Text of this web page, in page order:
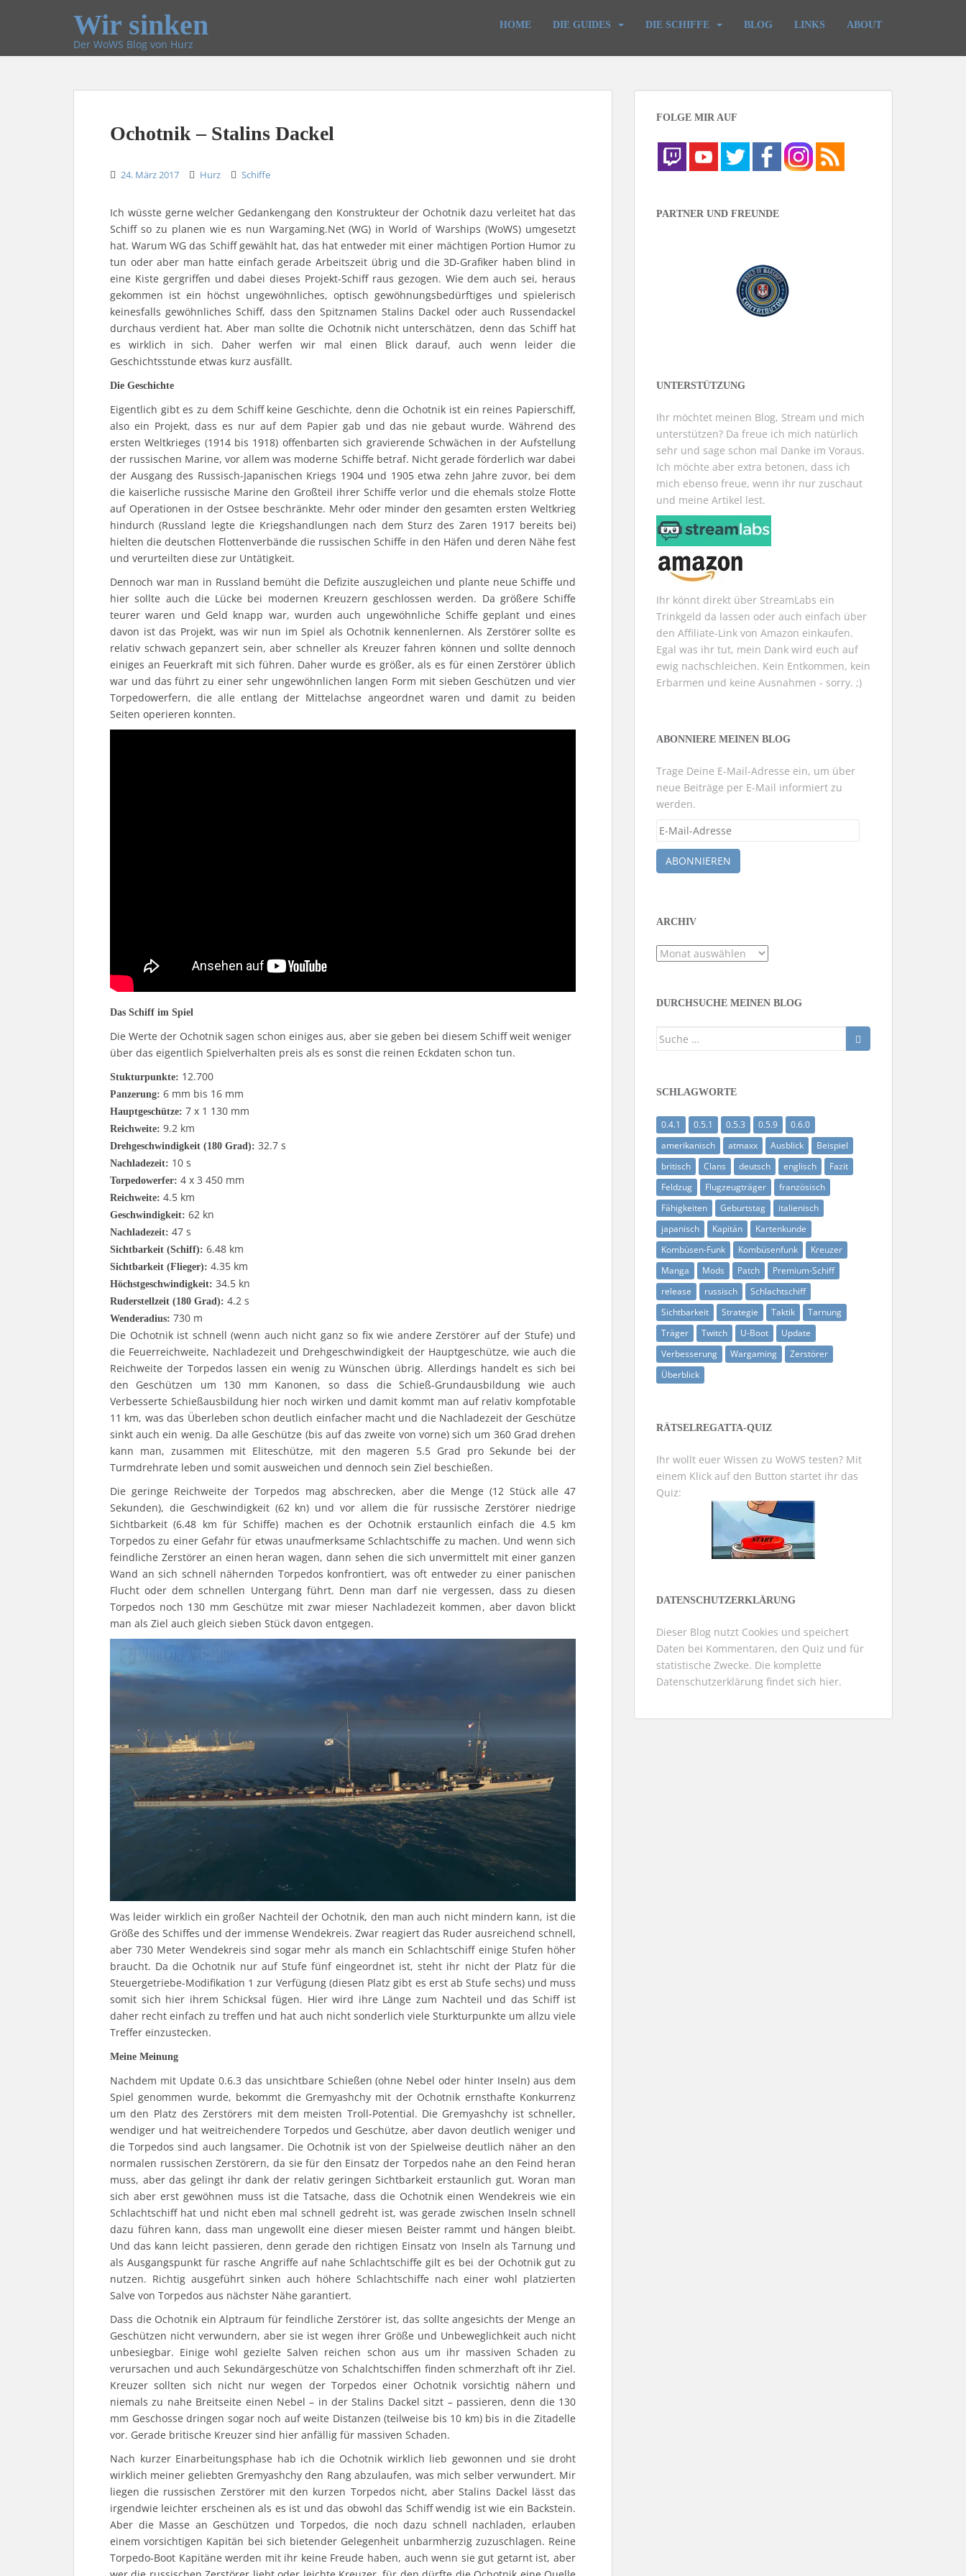
Wir sinken
Der WoWS Blog von Hurz
HOME DIE GUIDES DIE SCHIFFE BLOG LINKS ABOUT
Ochotnik – Stalins Dackel
24. März 2017 Hurz Schiffe
Ich wüsste gerne welcher Gedankengang den Konstrukteur der Ochotnik dazu verleitet hat das
Schiff so zu planen wie es nun Wargaming.Net (WG) in World of Warships (WoWS) umgesetzt
hat. Warum WG das Schiff gewählt hat, das hat entweder mit einer mächtigen Portion Humor zu
tun oder aber man hatte einfach gerade Arbeitszeit übrig und die 3D-Grafiker haben blind in
eine Kiste gergriffen und dabei dieses Projekt-Schiff raus gezogen. Wie dem auch sei, heraus
gekommen ist ein höchst ungewöhnliches, optisch gewöhnungsbedürftiges und spielerisch
keinesfalls gewöhnliches Schiff, dass den Spitznamen Stalins Dackel oder auch Russendackel
durchaus verdient hat. Aber man sollte die Ochotnik nicht unterschätzen, denn das Schiff hat
es wirklich in sich. Daher werfen wir mal einen Blick darauf, auch wenn leider die
Geschichtsstunde etwas kurz ausfällt.
Die Geschichte
Eigentlich gibt es zu dem Schiff keine Geschichte, denn die Ochotnik ist ein reines Papierschiff,
also ein Projekt, dass es nur auf dem Papier gab und das nie gebaut wurde. Während des
ersten Weltkrieges (1914 bis 1918) offenbarten sich gravierende Schwächen in der Aufstellung
der russischen Marine, vor allem was moderne Schiffe betraf. Nicht gerade förderlich war dabei
der Ausgang des Russisch-Japanischen Kriegs 1904 und 1905 etwa zehn Jahre zuvor, bei dem
die kaiserliche russische Marine den Großteil ihrer Schiffe verlor und die ehemals stolze Flotte
auf Operationen in der Ostsee beschränkte. Mehr oder minder den gesamten ersten Weltkrieg
hindurch (Russland legte die Kriegshandlungen nach dem Sturz des Zaren 1917 bereits bei)
hielten die deutschen Flottenverbände die russischen Schiffe in den Häfen und deren Nähe fest
und verurteilten diese zur Untätigkeit.
Dennoch war man in Russland bemüht die Defizite auszugleichen und plante neue Schiffe und
hier sollte auch die Lücke bei modernen Kreuzern geschlossen werden. Da größere Schiffe
teurer waren und Geld knapp war, wurden auch ungewöhnliche Schiffe geplant und eines
davon ist das Projekt, was wir nun im Spiel als Ochotnik kennenlernen. Als Zerstörer sollte es
relativ schwach gepanzert sein, aber schneller als Kreuzer fahren können und sollte dennoch
einiges an Feuerkraft mit sich führen. Daher wurde es größer, als es für einen Zerstörer üblich
war und das führt zu einer sehr ungewöhnlichen langen Form mit sieben Geschützen und vier
Torpedowerfern, die alle entlang der Mittelachse angeordnet waren und damit zu beiden
Seiten operieren konnten.
Das Schiff im Spiel
Die Werte der Ochotnik sagen schon einiges aus, aber sie geben bei diesem Schiff weit weniger
über das eigentlich Spielverhalten preis als es sonst die reinen Eckdaten schon tun.
Stukturpunkte: 12.700
Panzerung: 6 mm bis 16 mm
Hauptgeschütze: 7 x 1 130 mm
Reichweite: 9.2 km
Drehgeschwindigkeit (180 Grad): 32.7 s
Nachladezeit: 10 s
Torpedowerfer: 4 x 3 450 mm
Reichweite: 4.5 km
Geschwindigkeit: 62 kn
Nachladezeit: 47 s
Sichtbarkeit (Schiff): 6.48 km
Sichtbarkeit (Flieger): 4.35 km
Höchstgeschwindigkeit: 34.5 kn
Ruderstellzeit (180 Grad): 4.2 s
Wenderadius: 730 m
Die Ochotnik ist schnell (wenn auch nicht ganz so fix wie andere Zerstörer auf der Stufe) und
die Feuerreichweite, Nachladezeit und Drehgeschwindigkeit der Hauptgeschütze, wie auch die
Reichweite der Torpedos lassen ein wenig zu Wünschen übrig. Allerdings handelt es sich bei
den Geschützen um 130 mm Kanonen, so dass die Schieß-Grundausbildung wie auch
Verbesserte Schießausbildung hier noch wirken und damit kommt man auf relativ kompfotable
11 km, was das Überleben schon deutlich einfacher macht und die Nachladezeit der Geschütze
sinkt auch ein wenig. Da alle Geschütze (bis auf das zweite von vorne) sich um 360 Grad drehen
kann man, zusammen mit Eliteschütze, mit den mageren 5.5 Grad pro Sekunde bei der
Turmdrehrate leben und somit ausweichen und dennoch sein Ziel beschießen.
Die geringe Reichweite der Torpedos mag abschrecken, aber die Menge (12 Stück alle 47
Sekunden), die Geschwindigkeit (62 kn) und vor allem die für russische Zerstörer niedrige
Sichtbarkeit (6.48 km für Schiffe) machen es der Ochotnik erstaunlich einfach die 4.5 km
Torpedos zu einer Gefahr für etwas unaufmerksame Schlachtschiffe zu machen. Und wenn sich
feindliche Zerstörer an einen heran wagen, dann sehen die sich unvermittelt mit einer ganzen
Wand an sich schnell nähernden Torpedos konfrontiert, was oft entweder zu einer panischen
Flucht oder dem schnellen Untergang führt. Denn man darf nie vergessen, dass zu diesen
Torpedos noch 130 mm Geschütze mit zwar mieser Nachladezeit kommen, aber davon blickt
man als Ziel auch gleich sieben Stück davon entgegen.
Was leider wirklich ein großer Nachteil der Ochotnik, den man auch nicht mindern kann, ist die
Größe des Schiffes und der immense Wendekreis. Zwar reagiert das Ruder ausreichend schnell,
aber 730 Meter Wendekreis sind sogar mehr als manch ein Schlachtschiff einige Stufen höher
braucht. Da die Ochotnik nur auf Stufe fünf eingeordnet ist, steht ihr nicht der Platz für die
Steuergetriebe-Modifikation 1 zur Verfügung (diesen Platz gibt es erst ab Stufe sechs) und muss
somit sich hier ihrem Schicksal fügen. Hier wird ihre Länge zum Nachteil und das Schiff ist
daher recht einfach zu treffen und hat auch nicht sonderlich viele Sturkturpunkte um allzu viele
Treffer einzustecken.
Meine Meinung
Nachdem mit Update 0.6.3 das unsichtbare Schießen (ohne Nebel oder hinter Inseln) aus dem
Spiel genommen wurde, bekommt die Gremyashchy mit der Ochotnik ernsthafte Konkurrenz
um den Platz des Zerstörers mit dem meisten Troll-Potential. Die Gremyashchy ist schneller,
wendiger und hat weitreichendere Torpedos und Geschütze, aber davon deutlich weniger und
die Torpedos sind auch langsamer. Die Ochotnik ist von der Spielweise deutlich näher an den
normalen russischen Zerstörern, da sie für den Einsatz der Torpedos nahe an den Feind heran
muss, aber das gelingt ihr dank der relativ geringen Sichtbarkeit erstaunlich gut. Woran man
sich aber erst gewöhnen muss ist die Tatsache, dass die Ochotnik einen Wendekreis wie ein
Schlachtschiff hat und nicht eben mal schnell gedreht ist, was gerade zwischen Inseln schnell
dazu führen kann, dass man ungewollt eine dieser miesen Beister rammt und hängen bleibt.
Und das kann leicht passieren, denn gerade den richtigen Einsatz von Inseln als Tarnung und
als Ausgangspunkt für rasche Angriffe auf nahe Schlachtschiffe gilt es bei der Ochotnik gut zu
nutzen. Richtig ausgeführt sinken auch höhere Schlachtschiffe nach einer wohl platzierten
Salve von Torpedos aus nächster Nähe garantiert.
Dass die Ochotnik ein Alptraum für feindliche Zerstörer ist, das sollte angesichts der Menge an
Geschützen nicht verwundern, aber sie ist wegen ihrer Größe und Unbeweglichkeit auch nicht
unbesiegbar. Einige wohl gezielte Salven reichen schon aus um ihr massiven Schaden zu
verursachen und auch Sekundärgeschütze von Schalchtschiffen finden schmerzhaft oft ihr Ziel.
Kreuzer sollten sich nicht nur wegen der Torpedos einer Ochotnik vorsichtig nähern und
niemals zu nahe Breitseite einen Nebel – in der Stalins Dackel sitzt – passieren, denn die 130
mm Geschosse dringen sogar noch auf weite Distanzen (teilweise bis 10 km) bis in die Zitadelle
vor. Gerade britische Kreuzer sind hier anfällig für massiven Schaden.
Nach kurzer Einarbeitungsphase hab ich die Ochotnik wirklich lieb gewonnen und sie droht
wirklich meiner geliebten Gremyashchy den Rang abzulaufen, was mich selber verwundert. Mir
liegen die russischen Zerstörer mit den kurzen Torpedos nicht, aber Stalins Dackel lässt das
irgendwie leichter erscheinen als es ist und das obwohl das Schiff wendig ist wie ein Backstein.
Aber die Masse an Geschützen und Torpedos, die noch dazu schnell nachladen, erlauben
einem vorsichtigen Kapitän bei sich bietender Gelegenheit unbarmherzig zuzuschlagen. Reine
Torpedo-Boot Kapitäne werden mit ihr keine Freude haben, auch wenn sie gut getarnt ist, aber
FOLGE MIR AUF
PARTNER UND FREUNDE
UNTERSTÜTZUNG
Ihr möchtet meinen Blog, Stream und mich
unterstützen? Da freue ich mich natürlich
sehr und sage schon mal Danke im Voraus.
Ich möchte aber extra betonen, dass ich
mich ebenso freue, wenn ihr nur zuschaut
und meine Artikel lest.
Ihr könnt direkt über StreamLabs ein
Trinkgeld da lassen oder auch einfach über
den Affiliate-Link von Amazon einkaufen.
Egal was ihr tut, mein Dank wird euch auf
ewig nachschleichen. Kein Entkommen, kein
Erbarmen und keine Ausnahmen - sorry. ;)
ABONNIERE MEINEN BLOG
Trage Deine E-Mail-Adresse ein, um über
neue Beiträge per E-Mail informiert zu
werden.
E-
Adresse
ABONNIEREN
ARCHIV
Archiv
DURCHSUCHE MEINEN BLOG
Suche
SCHLAGWORTE
0.4.1 0.5.1 0.5.3 0.5.9
0.6.0
amerikanisch
atmaxx Ausblick
Beispiel
britisch
Clans deutsch englisch
Fazit
Feldzug
Flugzeugträger
französisch
Fähigkeiten
Geburtstag
italienisch
japanisch
Kapitän
Kartenkunde
Kombüsen-Funk
Kombüsenfunk
Kreuzer
Manga
Mods Patch
Premium-Schiff
release
russisch
Schlachtschiff
Sichtbarkeit
Strategie Taktik
Tarnung
Träger
Twitch U-Boot
Update
Verbesserung
Wargaming
Zerstörer
Überblick
RÄTSELREGATTA-QUIZ
Ihr wollt euer Wissen zu WoWS testen? Mit
einem Klick auf den Button startet ihr das
Quiz:
DATENSCHUTZERKLÄRUNG
Dieser Blog nutzt Cookies und speichert
Daten bei Kommentaren, den Quiz und für
statistische Zwecke. Die komplette
Datenschutzerklärung findet sich hier.